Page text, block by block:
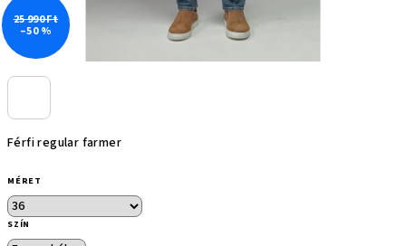
Férfi regular farmer
MÉRET
SZÍN
25 990 Ft
–50 %